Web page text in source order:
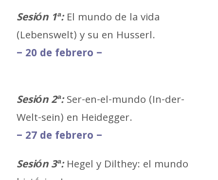
Sesión 1ª:El mundo de la vida
(Lebenswelt) y su en Husserl.
– 20 de febrero –
Sesión 2ª:Ser-en-el-mundo (In-der-
Welt-sein) en Heidegger.
– 27 de febrero –
Sesión 3ª:Hegel y Dilthey: el mundo